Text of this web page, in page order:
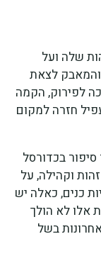
על הזהות שלה ועל
והמאבק לצאת
לפירוק, הקמה
חזרה למקום
עוד סיפור בכדורסל
וקהילה, על
כנים, כאלה יש
אלו לא הולך
בשל